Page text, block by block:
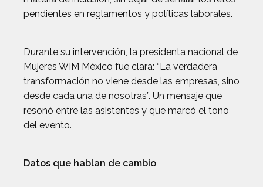
pendientes en reglamentos y políticas laborales.
Durante su intervención, la presidenta nacional de
Mujeres WIM México fue clara: “La verdadera
transformación no viene desde las empresas, sino
desde cada una de nosotras”. Un mensaje que
resonó entre las asistentes y que marcó el tono
del evento.
Datos que hablan de cambio